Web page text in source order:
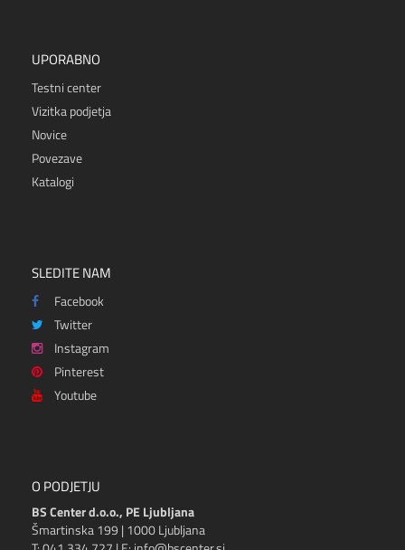
UPORABNO
Testni center
Vizitka podjetja
Novice
Povezave
Katalogi
SLEDITE NAM
Facebook
Twitter
Instagram
Pinterest
Youtube
O PODJETJU
BS Center d.o.o., PE Ljubljana
Šmartinska 199 | 1000 Ljubljana